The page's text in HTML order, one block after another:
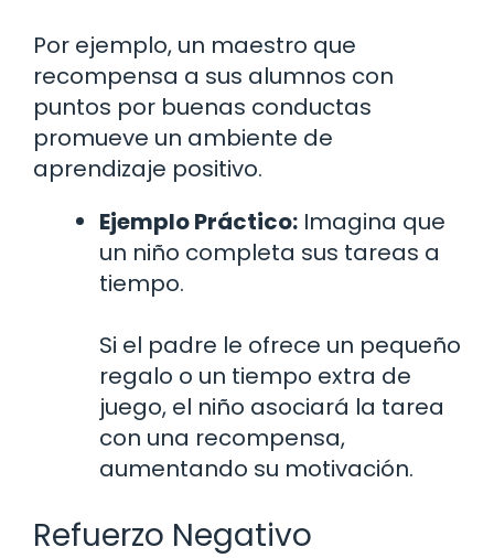
Por ejemplo, un maestro que
recompensa a sus alumnos con
puntos por buenas conductas
promueve un ambiente de
aprendizaje positivo.
Ejemplo Práctico: Imagina que
un niño completa sus tareas a
tiempo.
Si el padre le ofrece un pequeño
regalo o un tiempo extra de
juego, el niño asociará la tarea
con una recompensa,
aumentando su motivación.
Refuerzo Negativo